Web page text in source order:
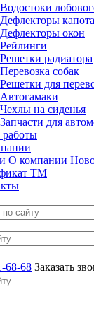
Водостоки
Дефлекторы капота
Дефлекторы окон
Рейлинги
Решетки радиатора
Перевозка собак
Решетки для
Автогамаки
Чехлы на сиденья
Запчасти для
О компании
ТМ
68-68 Заказать